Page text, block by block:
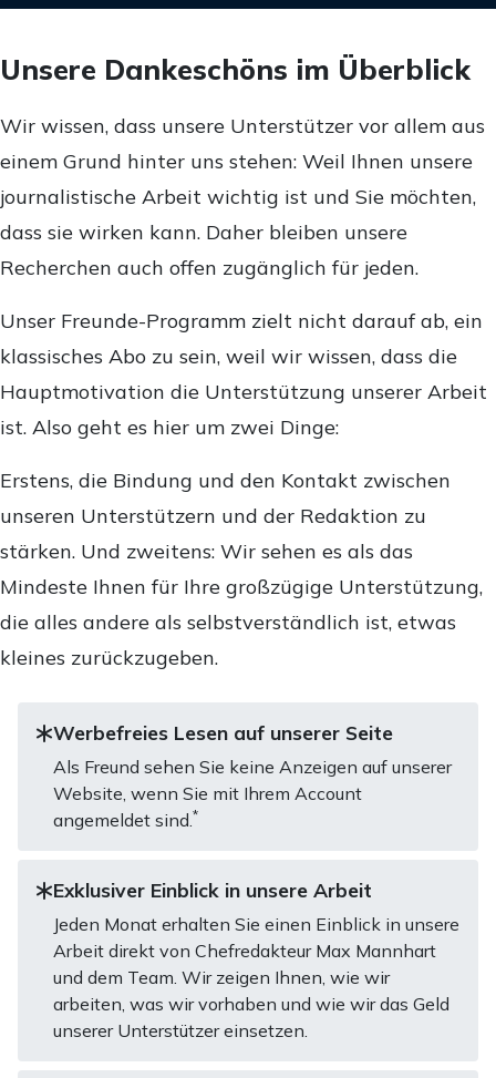
Unsere Dankeschöns im Überblick
Wir wissen, dass unsere Unterstützer vor allem aus
einem Grund hinter uns stehen: Weil Ihnen unsere
journalistische Arbeit wichtig ist und Sie möchten,
dass sie wirken kann. Daher bleiben unsere
Recherchen auch offen zugänglich für jeden.
Unser Freunde-Programm zielt nicht darauf ab, ein
klassisches Abo zu sein, weil wir wissen, dass die
Hauptmotivation die Unterstützung unserer Arbeit
ist. Also geht es hier um zwei Dinge:
Erstens, die Bindung und den Kontakt zwischen
unseren Unterstützern und der Redaktion zu
stärken. Und zweitens: Wir sehen es als das
Mindeste Ihnen für Ihre großzügige Unterstützung,
die alles andere als selbstverständlich ist, etwas
kleines zurückzugeben.
Werbefreies Lesen auf unserer Seite
Als Freund sehen Sie keine Anzeigen auf unserer
Website, wenn Sie mit Ihrem Account
angemeldet sind.*
Exklusiver Einblick in unsere Arbeit
Jeden Monat erhalten Sie einen Einblick in unsere
Arbeit direkt von Chefredakteur Max Mannhart
und dem Team. Wir zeigen Ihnen, wie wir
arbeiten, was wir vorhaben und wie wir das Geld
unserer Unterstützer einsetzen.